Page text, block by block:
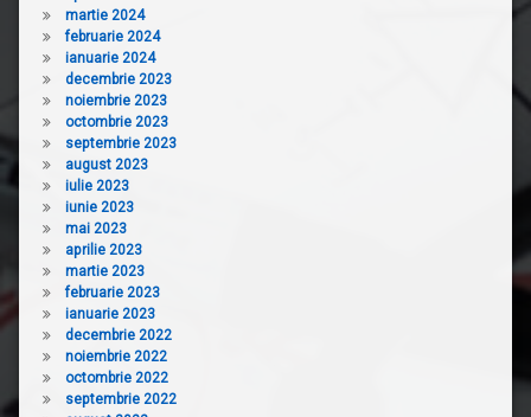
martie 2024
februarie 2024
ianuarie 2024
decembrie 2023
noiembrie 2023
octombrie 2023
septembrie 2023
august 2023
iulie 2023
iunie 2023
mai 2023
aprilie 2023
martie 2023
februarie 2023
ianuarie 2023
decembrie 2022
noiembrie 2022
octombrie 2022
septembrie 2022